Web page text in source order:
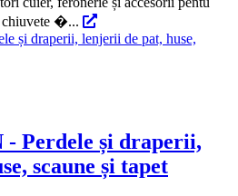
chiuvete �...
Perdele și draperii,
scaune și tapet